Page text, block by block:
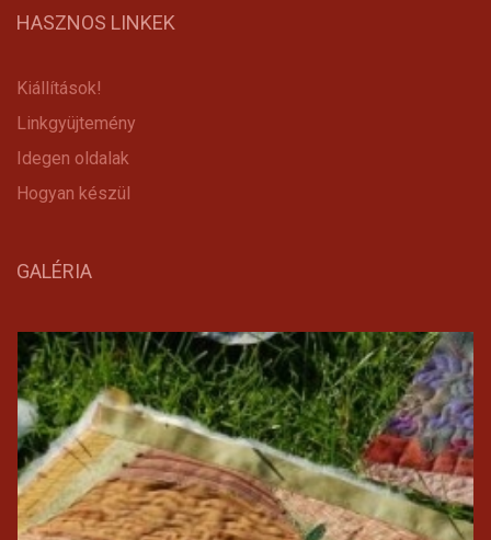
HASZNOS LINKEK
Kiállítások!
Linkgyüjtemény
Idegen oldalak
Hogyan készül
GALÉRIA